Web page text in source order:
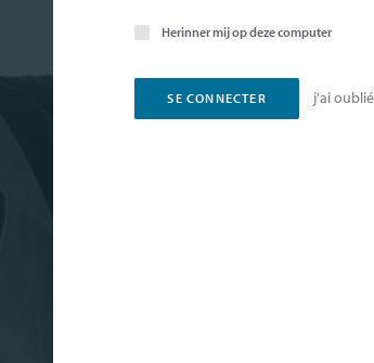
Herinner mij op deze computer
j'ai